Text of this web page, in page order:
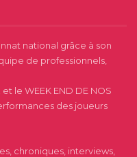
national grâce à son
de professionnels,
et le WEEK END DE NOS
des joueurs
chroniques, interviews,